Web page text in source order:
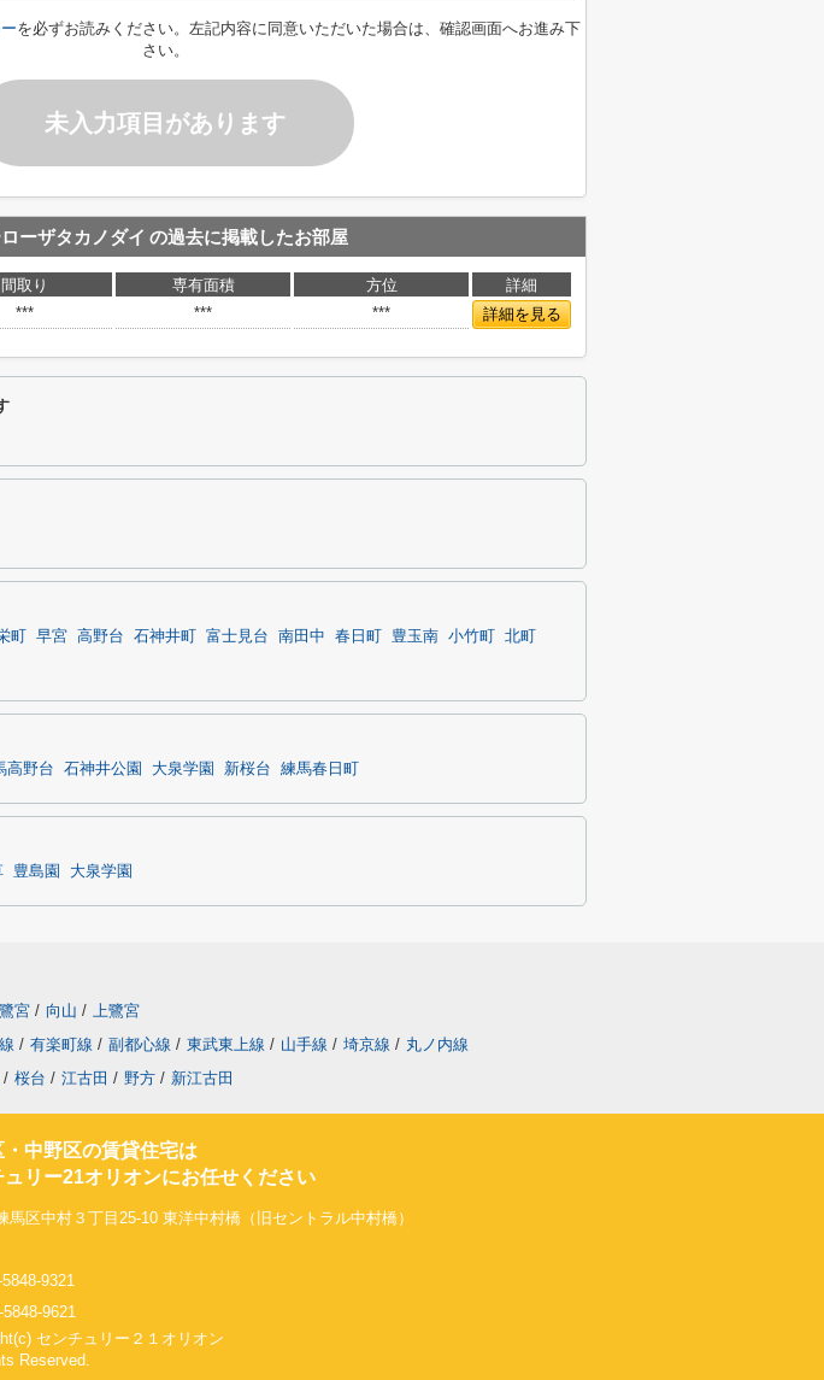
を必ずお読みください。左記内容に同意いただいた場合は、確認画面へお進み下
さい。
未入力項目があります
ーザタカノダイ の過去に掲載したお部屋
間取り 専有面積 方位
詳細
*** *** *** 詳細を見る
町 早宮 高野台 石神井町 富士見台 南田中 春日町 豊玉南 小竹町
北町
高野台 石神井公園 大泉学園 新桜台 練馬春日町
豊島園 大泉学園
鷺宮 / 向山 / 上鷺宮
/ 有楽町線 / 副都心線 / 東武東上線 / 山手線 / 埼京線 / 丸ノ内線
/ 桜台 / 江古田 / 野方 / 新江古田
・中野区の賃貸住宅は
ュリー21オリオンにお任せください
馬区中村３丁目25-10 東洋中村橋（旧セントラル中村橋）
9321
5848-9621
センチュリー２１オリオン
Reserved.